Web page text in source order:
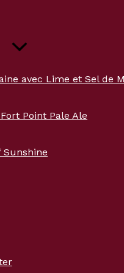
avec Lime et Sel de
Point Pale Ale
Sunshine